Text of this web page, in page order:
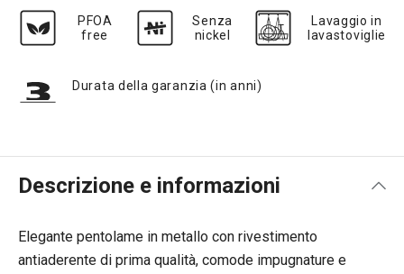
PFOA
free
Senza
nickel
Lavaggio in
lavastoviglie
Durata della garanzia (in anni)
Descrizione e informazioni
Elegante pentolame in metallo con rivestimento
antiaderente di prima qualità, comode impugnature e